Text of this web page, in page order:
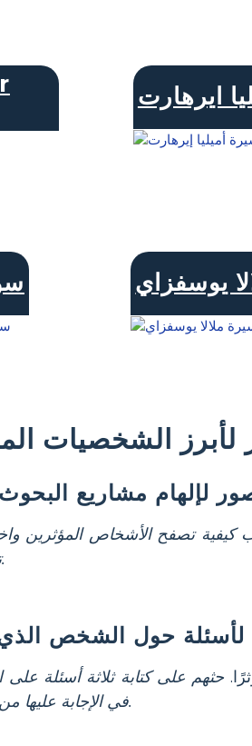
ايرهارت
يوسفزاي
الشخصيات
مشاريع البحوث
كيفية تصفح الأشخاص المؤثرين
تثير اهتمامهم.
حثهم على كتابة ثلاثة أسئلة على
في الإجابة عليها من خلال البحث.